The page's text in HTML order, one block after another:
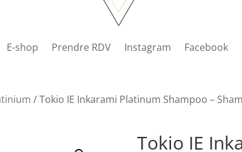
E-shop Prendre RDV Instagram Facebook
/ Tokio IE Inkarami Platinum Shampoo –
Tokio IE